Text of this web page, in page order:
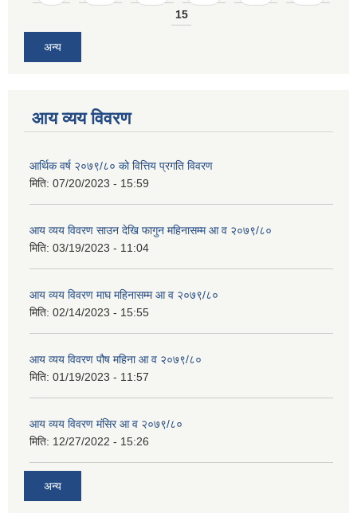
15
अन्य
आय व्यय विवरण
आर्थिक वर्ष २०७९/८० को वित्तिय प्रगति विवरण
मिति: 07/20/2023 - 15:59
आय व्यय विवरण साउन देखि फागुन महिनासम्म आ व २०७९/८०
मिति: 03/19/2023 - 11:04
आय व्यय विवरण माघ महिनासम्म आ व २०७९/८०
मिति: 02/14/2023 - 15:55
आय व्यय विवरण पौष महिना आ व २०७९/८०
मिति: 01/19/2023 - 11:57
आय व्यय विवरण मंसिर आ व २०७९/८०
मिति: 12/27/2022 - 15:26
अन्य